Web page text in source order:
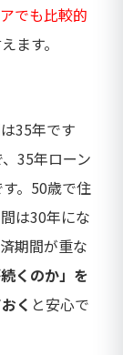
でも比較的
ます。
35年です
35年ローン
。50歳で住
は30年にな
期間が重な
くのか」を
く と安心で